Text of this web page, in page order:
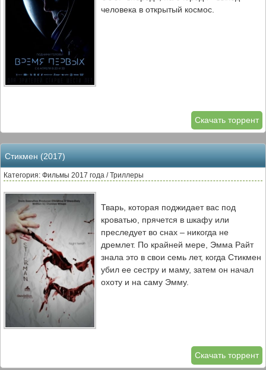
человека в открытый космос.
Скачать торрент
Стикмен (2017)
Категория: Фильмы 2017 года / Триллеры
Тварь, которая поджидает вас под
кроватью, прячется в шкафу или
преследует во снах – никогда не
дремлет. По крайней мере, Эмма Райт
знала это в свои семь лет, когда Стикмен
убил ее сестру и маму, затем он начал
охоту и на саму Эмму.
Скачать торрент